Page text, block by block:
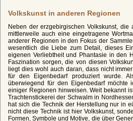
Volkskunst in anderen Regionen
Neben der erzgebirgischen Volkskunst, die
mittlerweile auch eine eingetragene
anderer Regionen in den Fokus der
wesentlich die Liebe zum Detail, dieses
eigenen Verliebtheit und Phantasie in den
Faszination sorgen, die von diesen
liegt dies wohl auch daran, dass nicht
für den Eigenbedarf produziert wurde.
überwiegend für den Eigenbedarf möchte
einiger Regionen hinweisen. Weit bekannt
Trachtenstickerei der Schwalm in
hat sich die Technik der Herstellung nur in
nicht diese Technik ist hier Volkskunst,
Formen, Symbole und Motive, die über